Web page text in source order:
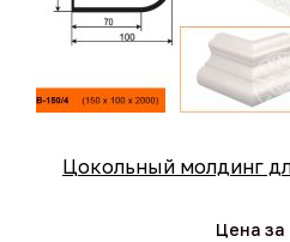
Цокольный молдинг
Цена за